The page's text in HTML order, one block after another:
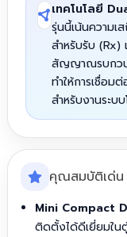
เทคโนโลยี
รุ่นนี้เน้นความเ
สำหรับรับ
สัญญาณรบกวน
ทำให้การเชื่อม
สำหรับงานระบ
คุณสมบัติเด่
Mini Compact
ติดตั้งได้ดีเยี่ยมใ